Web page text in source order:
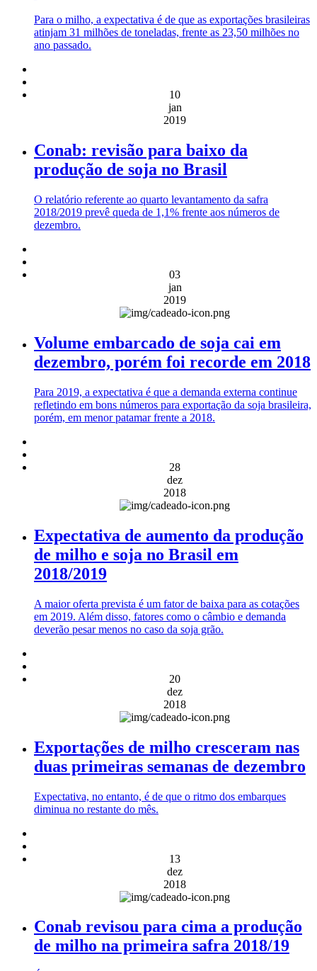
Para o milho, a expectativa é de que as exportações brasileiras
atinjam 31 milhões de toneladas, frente as 23,50 milhões no
ano passado.
10
jan
2019
Conab: revisão para baixo da
produção de soja no Brasil
O relatório referente ao quarto levantamento da safra
2018/2019 prevê queda de 1,1% frente aos números de
dezembro.
03
jan
2019
Volume embarcado de soja cai em
dezembro, porém foi recorde em 2018
Para 2019, a expectativa é que a demanda externa continue
refletindo em bons números para exportação da soja brasileira,
porém, em menor patamar frente a 2018.
28
dez
2018
Expectativa de aumento da produção
de milho e soja no Brasil em
2018/2019
A maior oferta prevista é um fator de baixa para as cotações
em 2019. Além disso, fatores como o câmbio e demanda
deverão pesar menos no caso da soja grão.
20
dez
2018
Exportações de milho cresceram nas
duas primeiras semanas de dezembro
Expectativa, no entanto, é de que o ritmo dos embarques
diminua no restante do mês.
13
dez
2018
Conab revisou para cima a produção
de milho na primeira safra 2018/19